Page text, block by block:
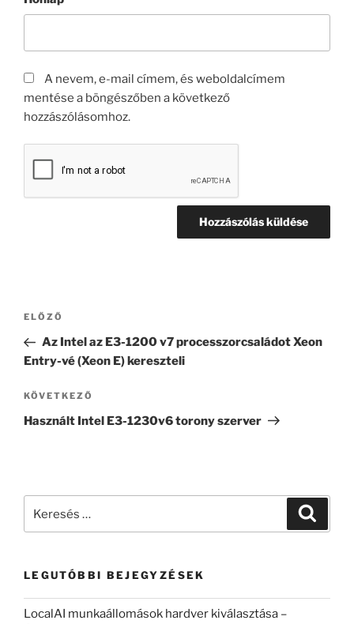
A nevem, e-mail címem, és weboldalcímem
mentése a böngészőben a következő
hozzászólásomhoz.
Bejegyzés
Korábbi
bejegyzés
ELŐZŐ
Az Intel az E3-1200 v7 processzorcsaládot Xeon
Entry-vé (Xeon E) kereszteli
Következő
bejegyzés
KÖVETKEZŐ
Használt Intel E3-1230v6 torony szerver
LEGUTÓBBI BEJEGYZÉSEK
LocalAI munkaállomások hardver kiválasztása –